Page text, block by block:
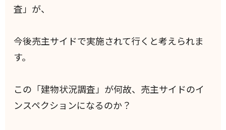
査」が、
今後売主サイドで実施されて行くと考えられま
す。
この「建物状況調査」が何故、売主サイドのイ
ンスペクションになるのか？